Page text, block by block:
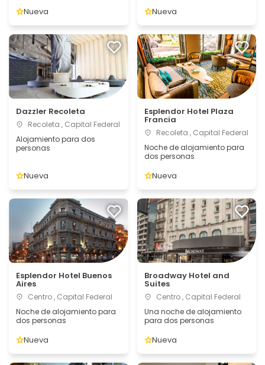
Nueva Nueva
Dazzler Recoleta
Recoleta , Capital Federal
Alojamiento para dos
personas
Nueva
Esplendor Hotel Plaza
Francia
Recoleta , Capital Federal
Noche de alojamiento para
dos personas
Nueva
Esplendor Hotel Buenos
Aires
Centro , Capital Federal
Noche de alojamiento para
dos personas
Nueva
Broadway Hotel and
Suites
Centro , Capital Federal
Una noche de alojamiento
para dos personas
Nueva